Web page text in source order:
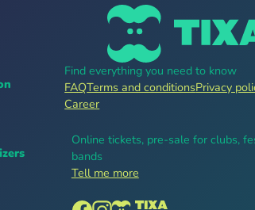
Find everything you need to know
FAQTerms and conditionsPrivacy
Career
Online tickets, pre-sale for clubs,
bands
Tell me more